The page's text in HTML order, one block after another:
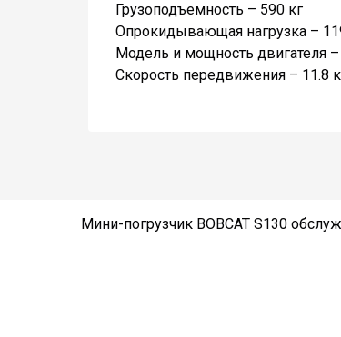
Грузоподъемность – 590 кг
Опрокидывающая нагрузка –
Модель и мощность двигателя –
Скорость передвижения – 11.8
Мини-погрузчик BOBCAT S130